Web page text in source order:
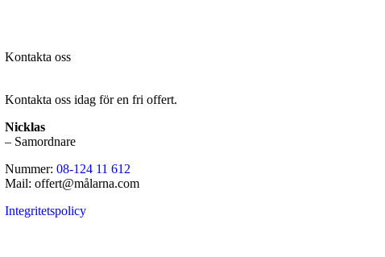
Kontakta oss
Kontakta oss idag för en fri offert.
Nicklas
– Samordnare
Nummer: 08-124 11 612
Mail: offert@målarna.com
Integritetspolicy